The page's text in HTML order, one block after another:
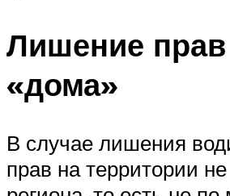
Лишение
«дома»
В случае лишения
прав на территории не